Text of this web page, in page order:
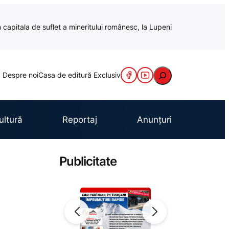
de suflet a mineritului românesc, la Lupeni
Despre noiCasa de editură Exclusiv Caută
Reportaj Anunțuri
Publicitate